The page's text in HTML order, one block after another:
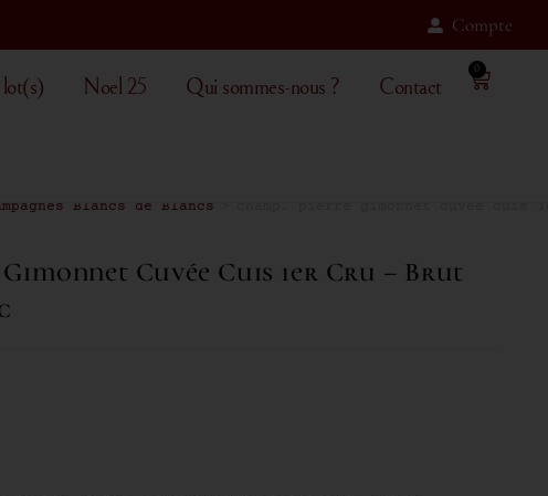
Compte
lot(s) Noel 25 Qui sommes-nous ? Contact
0
Blancs de Blancs
Cuvée Cuis 1er Cru – Brut